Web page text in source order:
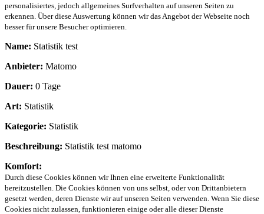
personalisiertes, jedoch allgemeines Surfverhalten auf unseren Seiten zu
erkennen. Über diese Auswertung können wir das Angebot der Webseite noch
besser für unsere Besucher optimieren.
Name: Statistik test
Anbieter: Matomo
Dauer: 0 Tage
Art: Statistik
Kategorie: Statistik
Beschreibung: Statistik test matomo
Komfort:
Durch diese Cookies können wir Ihnen eine erweiterte Funktionalität
bereitzustellen. Die Cookies können von uns selbst, oder von Drittanbietern
gesetzt werden, deren Dienste wir auf unseren Seiten verwenden. Wenn Sie diese
Cookies nicht zulassen, funktionieren einige oder alle dieser Dienste